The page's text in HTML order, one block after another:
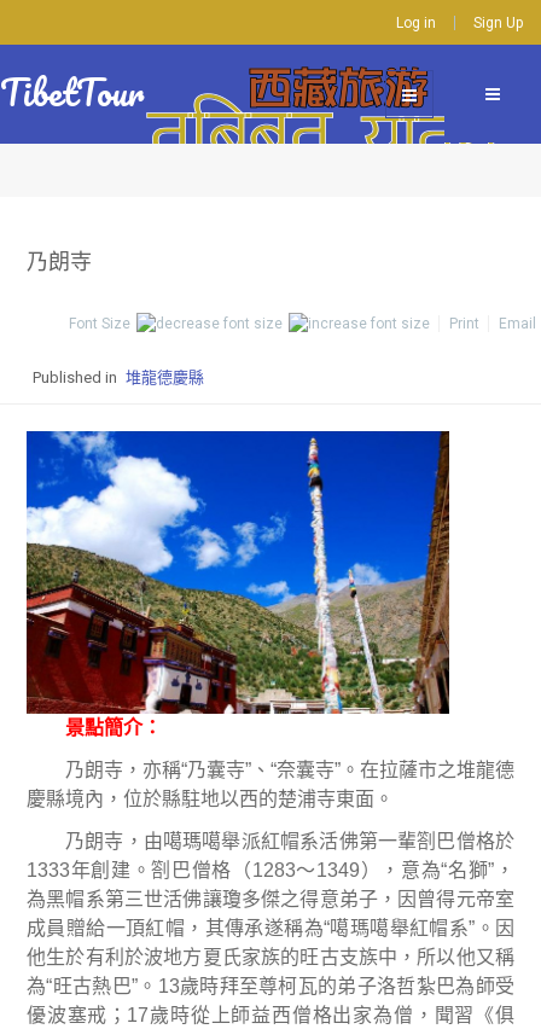
Log in Sign Up
TibetTour
乃朗寺
Font Size Print Email
Published in 堆龍德慶縣
景點簡介：
乃朗寺，亦稱“乃囊寺” 、 “奈囊寺” 。在拉薩市之堆龍德
慶縣境內，位於縣駐地以西的楚浦寺東面。
乃朗寺，由噶瑪噶舉派紅帽系活佛第一輩劄巴僧格於
1333年創建。劄巴僧格（1283～1349），意為“名獅” ，
為黑帽系第三世活佛讓瓊多傑之得意弟子，因曾得元帝室
成員贈給一頂紅帽，其傳承遂稱為“噶瑪噶舉紅帽系” 。因
他生於有利於波地方夏氏家族的旺古支族中，所以他又稱
為“旺古熱巴”。 13歲時拜至尊柯瓦的弟子洛哲紮巴為師受
優波塞戒； 17歲時從上師益西僧格出家為僧，聞習《俱